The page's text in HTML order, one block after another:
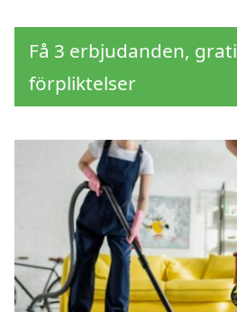
Få 3 erbjudanden,
förpliktelser